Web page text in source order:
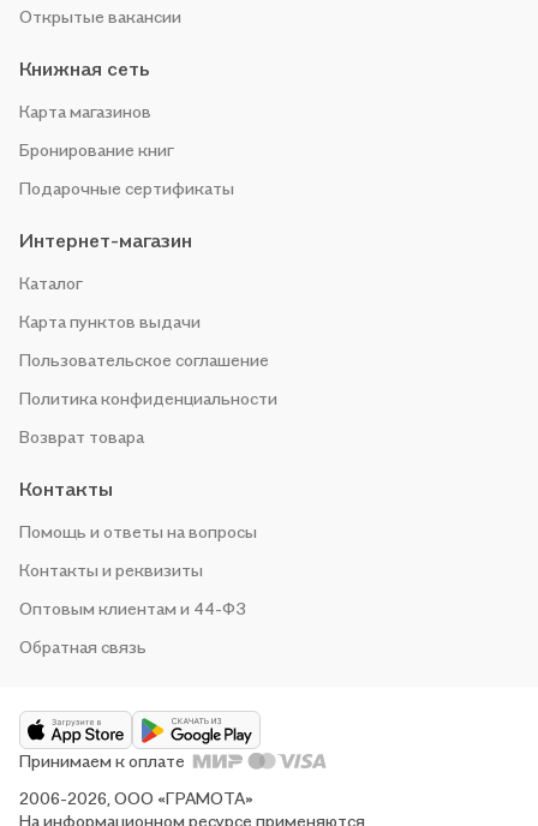
Открытые вакансии
Книжная сеть
Карта магазинов
Бронирование книг
Подарочные сертификаты
Интернет-магазин
Каталог
Карта пунктов выдачи
Пользовательское соглашение
Политика конфиденциальности
Возврат товара
Контакты
Помощь и ответы на вопросы
Контакты и реквизиты
Оптовым клиентам и 44-ФЗ
Обратная связь
2006-2026, ООО «ГРАМОТА»
На информационном ресурсе применяются
Принимаем к оплате